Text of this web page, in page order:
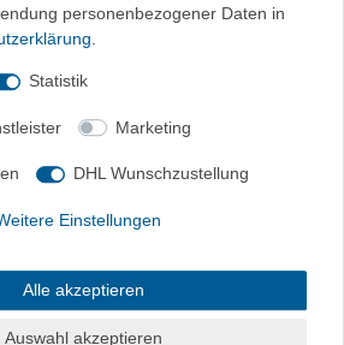
keine Bewertungen vorhanden.
personenbezogener Daten in
.
Statistik
Marketing
DHL Wunschzustellung
Einstellungen
Alle akzeptieren
Auswahl akzeptieren